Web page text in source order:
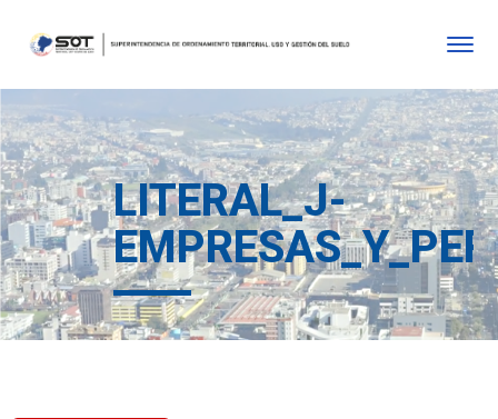
LITERAL_J-